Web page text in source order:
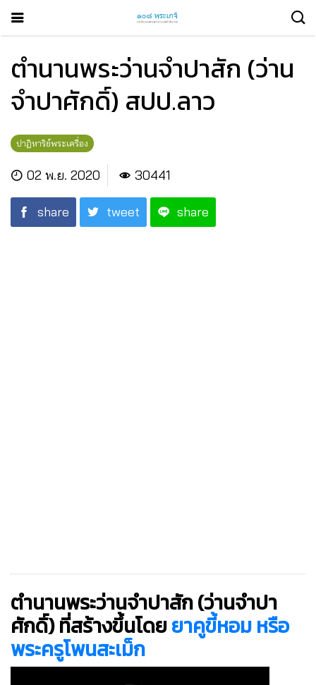
ตำนานพระว่านจำปาสัก (ว่าน
จำปาศักดิ์) สปป.ลาว
ปาฏิหาริย์พระเครื่อง
02 พ.ย. 2020 30441
share tweet share
ตำนานพระว่านจำปาสัก (ว่านจำปา
ศักดิ์)ที่สร้างขึ้นโดยยาคูขี้หอม หรือ
พระครูโพนสะเม็ก